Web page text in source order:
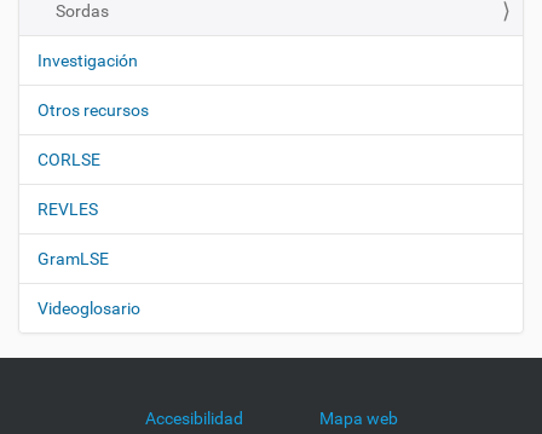
Sordas
Investigación
Otros recursos
CORLSE
REVLES
GramLSE
Videoglosario
Accesibilidad Mapa web